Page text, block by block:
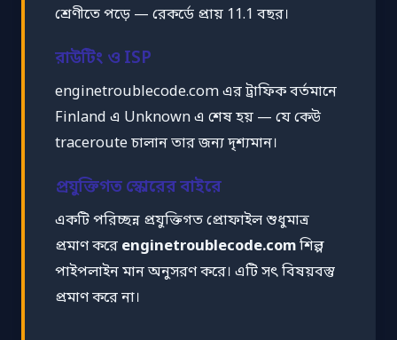
শ্রেণীতে পড়ে — রেকর্ডে প্রায় 11.1 বছর।
রাউটিং ও ISP
enginetroublecode.com এর ট্রাফিক বর্তমানে
Finland এ Unknown এ শেষ হয় — যে কেউ
traceroute চালান তার জন্য দৃশ্যমান।
প্রযুক্তিগত স্কোরের বাইরে
একটি পরিচ্ছন্ন প্রযুক্তিগত প্রোফাইল শুধুমাত্র
প্রমাণ করে enginetroublecode.comশিল্প
পাইপলাইন মান অনুসরণ করে। এটি সৎ বিষয়বস্তু
প্রমাণ করে না।